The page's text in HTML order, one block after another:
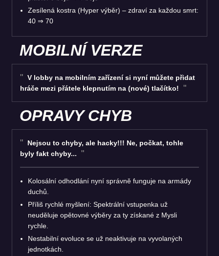
Zesílená kostra (Hyper výběr) – zdraví za každou smrt:
40 ⇒ 70
MOBILNÍ VERZE
V lobby na mobilním zařízení si nyní můžete přidat
hráče mezi přátele klepnutím na (nové) tlačítko!
OPRAVY CHYB
Nejsou to chyby, ale hacky!!! Ne, počkat, tohle
byly fakt chyby...
Kolosální odhodlání nyní správně funguje na armády
duchů.
Příliš rychlé myšlení: Spektrální vstupenka už
neuděluje opětovné výběry za ty získané z Mysli
rychle.
Nestabilní evoluce se už neaktivuje na vyvolaných
jednotkách.